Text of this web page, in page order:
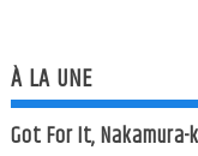
À LA UNE
Got For It,